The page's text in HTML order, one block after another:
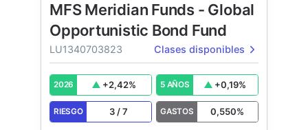
MFS Meridian Funds - Global
Opportunistic Bond Fund
LU1340703823 Clases disponibles
2026 +2,42% 5 AÑOS +0,19%
RIESGO 3 /7 GASTOS 0,550%